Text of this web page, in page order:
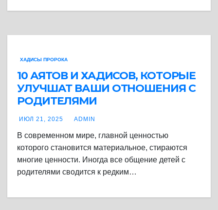
ХАДИСЫ ПРОРОКА
10 АЯТОВ И ХАДИСОВ, КОТОРЫЕ
УЛУЧШАТ ВАШИ ОТНОШЕНИЯ С
РОДИТЕЛЯМИ
ИЮЛ 21, 2025 ADMIN
В современном мире, главной ценностью
которого становится материальное, стираются
многие ценности. Иногда все общение детей с
родителями сводится к редким…